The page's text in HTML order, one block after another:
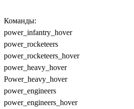
Команды:
power_infantry_hover
power_rocketeers
power_rocketeers_hover
power_heavy_hover
Power_heavy_hover
power_engineers
power_engineers_hover